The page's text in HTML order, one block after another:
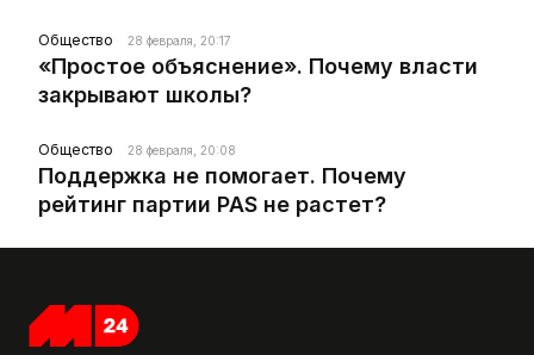
Общество 28 февраля, 20:17
«Простое объяснение». Почему власти
закрывают школы?
Общество 28 февраля, 20:08
Поддержка не помогает. Почему
рейтинг партии PAS не растет?